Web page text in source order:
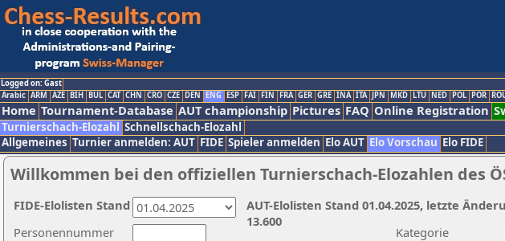
Logged on: Gast
Arabic ARM AZE BIH BUL CAT CHN CRO CZE DEN ENG ESP FAI FIN FRA GER GRE INA ITA JPN MKD LTU NED POL POR
Home Tournament-Database AUT championship Pictures FAQ Online Registration
Turnierschach-Elozahl Schnellschach-Elozahl
Allgemeines Turnier anmelden: AUT FIDE Spieler anmelden Elo AUT Elo Vorschau Elo FIDE
Willkommen bei den offiziellen Turnierschach-Elozahlen des
Kategorie
Personennummer
AUT-Elolisten Stand 01.04.2025, letzte
13.600
FIDE-Elolisten Stand